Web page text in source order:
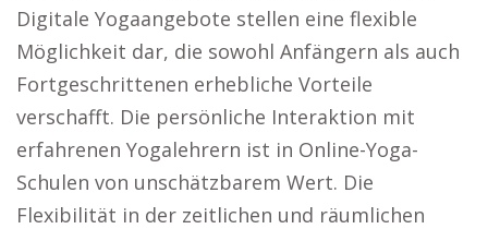
Digitale Yogaangebote stellen eine flexible
Möglichkeit dar, die sowohl Anfängern als auch
Fortgeschrittenen erhebliche Vorteile
verschafft. Die persönliche Interaktion mit
erfahrenen Yogalehrern ist in Online-Yoga-
Schulen von unschätzbarem Wert. Die
Flexibilität in der zeitlichen und räumlichen